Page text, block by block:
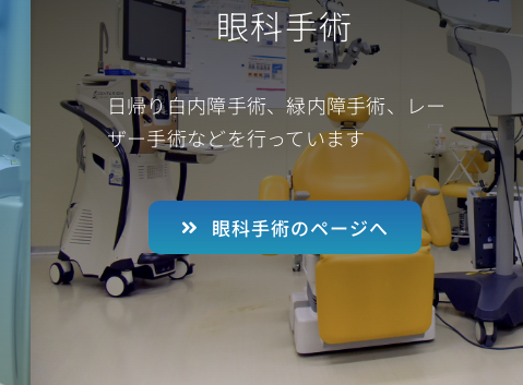
眼科手術
日帰り白内障手術、緑内障手術、レー
ザー手術などを行っています
眼科手術のページへ